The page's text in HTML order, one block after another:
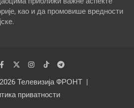
као и да промовише вредности
Телевизија ФРОНТ
приватности